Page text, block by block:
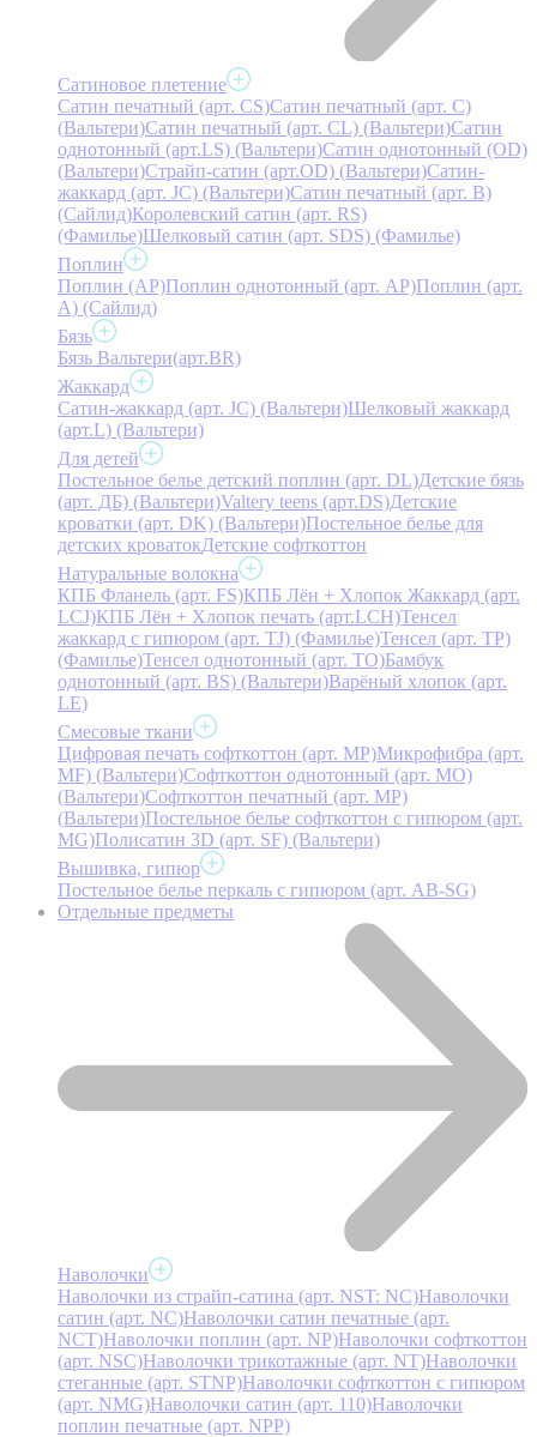
Сатиновое плетение
Сатин печатный (арт. СS)Сатин печатный (арт. С)
(Вальтери)Сатин печатный (арт. СL) (Вальтери)Сатин
однотонный (арт.LS) (Вальтери)Сатин однотонный (OD)
(Вальтери)Страйп-сатин (арт.OD) (Вальтери)Сатин-
жаккард (арт. JC) (Вальтери)Сатин печатный (арт. В)
(Сайлид)Королевский сатин (арт. RS)
(Фамилье)Шелковый сатин (арт. SDS) (Фамилье)
Поплин
Поплин (AP)Поплин однотонный (арт. AP)Поплин (арт.
А) (Сайлид)
Бязь
Бязь Вальтери(арт.BR)
Жаккард
Сатин-жаккард (арт. JC) (Вальтери)Шелковый жаккард
(арт.L) (Вальтери)
Для детей
Постельное белье детский поплин (арт. DL)Детские бязь
(арт. ДБ) (Вальтери)Valtery teens (арт.DS)Детские
кроватки (арт. DK) (Вальтери)Постельное белье для
детских кроватокДетские софткоттон
Натуральные волокна
КПБ Фланель (арт. FS)КПБ Лён + Хлопок Жаккард (арт.
LCJ)КПБ Лён + Хлопок печать (арт.LCH)Тенсел
жаккард с гипюром (арт. TJ) (Фамилье)Тенсел (арт. ТР)
(Фамилье)Тенсел однотонный (арт. TO)Бамбук
однотонный (арт. BS) (Вальтери)Варёный хлопок (арт.
LE)
Смесовые ткани
Цифровая печать софткоттон (арт. MP)Микрофибра (арт.
MF) (Вальтери)Софткоттон однотонный (арт. MO)
(Вальтери)Софткоттон печатный (арт. MР)
(Вальтери)Постельное белье софткоттон с гипюром (арт.
MG)Полисатин 3D (арт. SF) (Вальтери)
Вышивка, гипюр
Постельное белье перкаль с гипюром (арт. AB-SG)
Отдельные предметы
Наволочки
Наволочки из страйп-сатина (арт. NST: NC)Наволочки
сатин (арт. NC)Наволочки сатин печатные (арт.
NCT)Наволочки поплин (арт. NP)Наволочки софткоттон
(арт. NSC)Наволочки трикотажные (арт. NT)Наволочки
стеганные (арт. STNP)Наволочки софткоттон с гипюром
(арт. NMG)Наволочки сатин (арт. 110)Наволочки
поплин печатные (арт. NPP)